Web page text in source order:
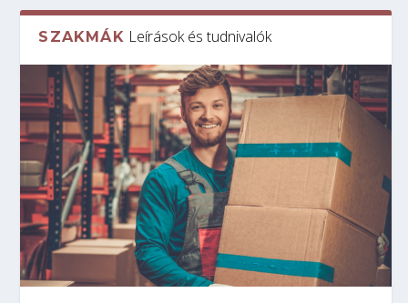
SZAKMÁK Leírások és tudnivalók